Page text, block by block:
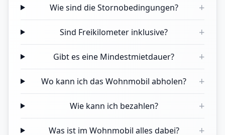
Wie sind die Stornobedingungen? +
Sind Freikilometer inklusive? +
Gibt es eine Mindestmietdauer? +
Wo kann ich das Wohnmobil abholen? +
Wie kann ich bezahlen? +
Was ist im Wohnmobil alles dabei? +